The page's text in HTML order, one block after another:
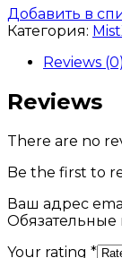
Добавить в
Категория:
Reviews (0)
Reviews
There are no
Be the first to
Ваш адрес
Your rating *